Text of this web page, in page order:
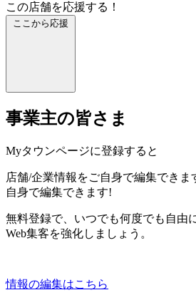
この店舗を応援する！
ここから応援
事業主の皆さま
Myタウンページに登録すると
店舗/企業情報をご自身で編集できま
自身で編集できます!
無料登録で、いつでも何度でも自由
Web集客を強化しましょう。
情報の編集はこちら